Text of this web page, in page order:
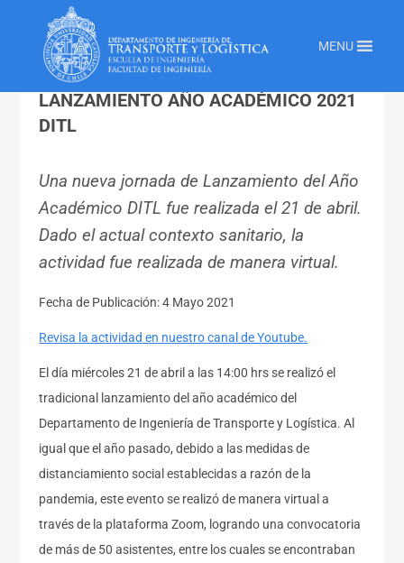
MENU
» Transporte Y Logistica
LANZAMIENTO AÑO ACADÉMICO 2021
DITL
Una nueva jornada de Lanzamiento del Año
Académico DITL fue realizada el 21 de abril.
Dado el actual contexto sanitario, la
actividad fue realizada de manera virtual.
Fecha de Publicación: 4 Mayo 2021
Revisa la actividad en nuestro canal de Youtube.
El día miércoles 21 de abril a las 14:00 hrs se realizó el
tradicional lanzamiento del año académico del
Departamento de Ingeniería de Transporte y Logística. Al
igual que el año pasado, debido a las medidas de
distanciamiento social establecidas a razón de la
pandemia, este evento se realizó de manera virtual a
través de la plataforma Zoom, logrando una convocatoria
de más de 50 asistentes, entre los cuales se encontraban